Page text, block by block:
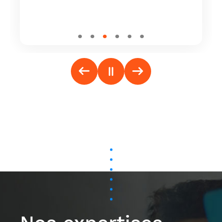
décennies d’expertise dans la gestion, le
traitement et l’analyse de la donnée
énergétique. Datanumia propose à ses